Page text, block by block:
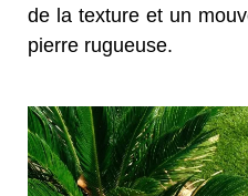
de la texture et un
pierre rugueuse.